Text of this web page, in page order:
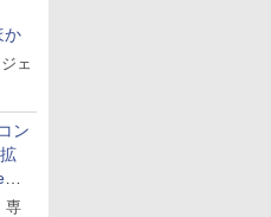
か
ェ
ン
専